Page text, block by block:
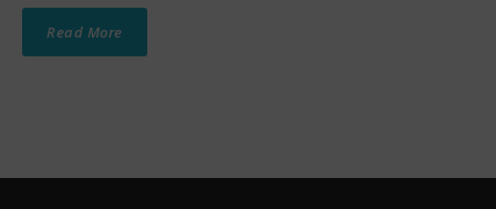
Read More